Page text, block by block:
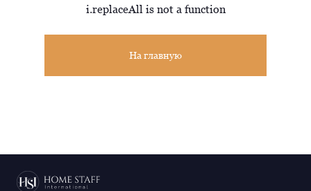
i.replaceAll is not a function
На главную